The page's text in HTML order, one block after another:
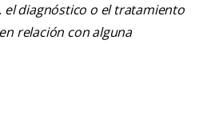
el diagnóstico o el tratamiento
relación con alguna